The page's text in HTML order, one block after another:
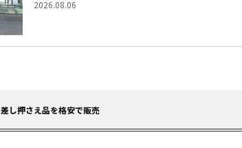
2026.08.06
差し押さえ品を格安で販売